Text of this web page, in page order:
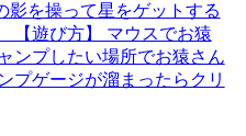
影を操って星をゲットする
【遊び方】 マウスでお猿
ンプしたい場所でお猿さん
プゲージが溜まったらクリ